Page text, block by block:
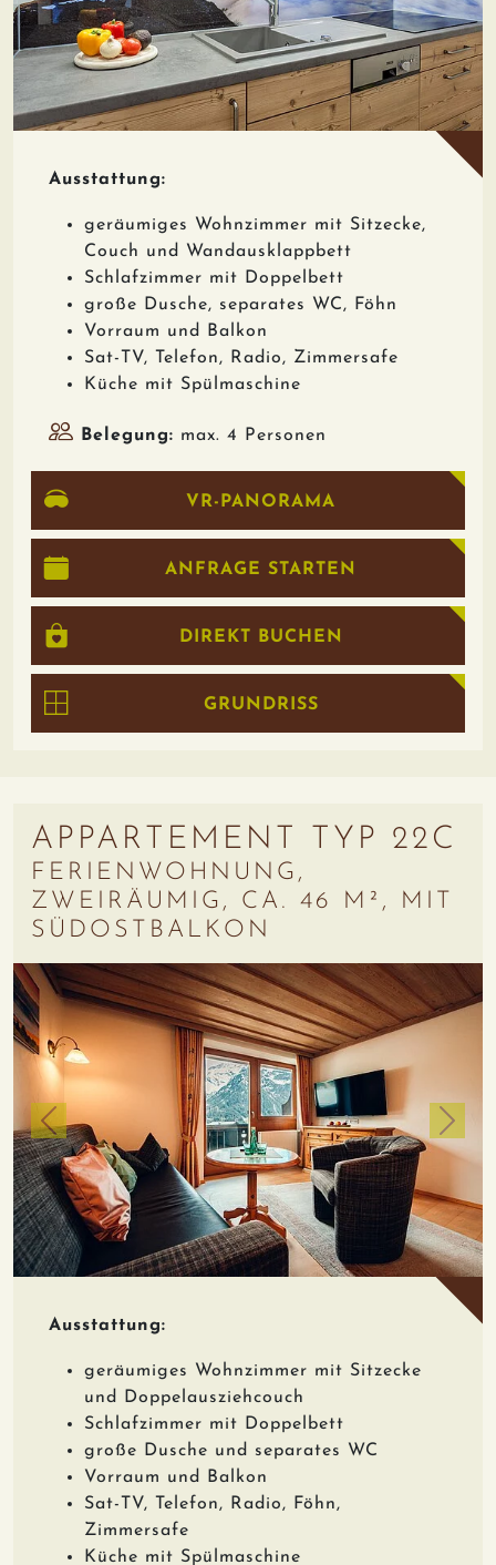
Ausstattung:
geräumiges Wohnzimmer mit Sitzecke,
Couch und Wandausklappbett
Schlafzimmer mit Doppelbett
große Dusche, separates WC, Föhn
Vorraum und Balkon
Sat-TV, Telefon, Radio, Zimmersafe
Küche mit Spülmaschine
Belegung: max. 4 Personen
VR-PANORAMA
ANFRAGE STARTEN
DIREKT BUCHEN
GRUNDRISS
Ausstattung:
geräumiges Wohnzimmer mit Sitzecke
und Doppelausziehcouch
Schlafzimmer mit Doppelbett
große Dusche und separates WC
Vorraum und Balkon
Sat-TV, Telefon, Radio, Föhn,
Zimmersafe
Küche mit Spülmaschine
APPARTEMENT TYP 22C
FERIENWOHNUNG,
ZWEIRÄUMIG, CA. 46 M², MIT
SÜDOSTBALKON
zurück weiter